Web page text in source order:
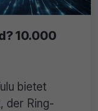
10.000
bietet
der Ring-